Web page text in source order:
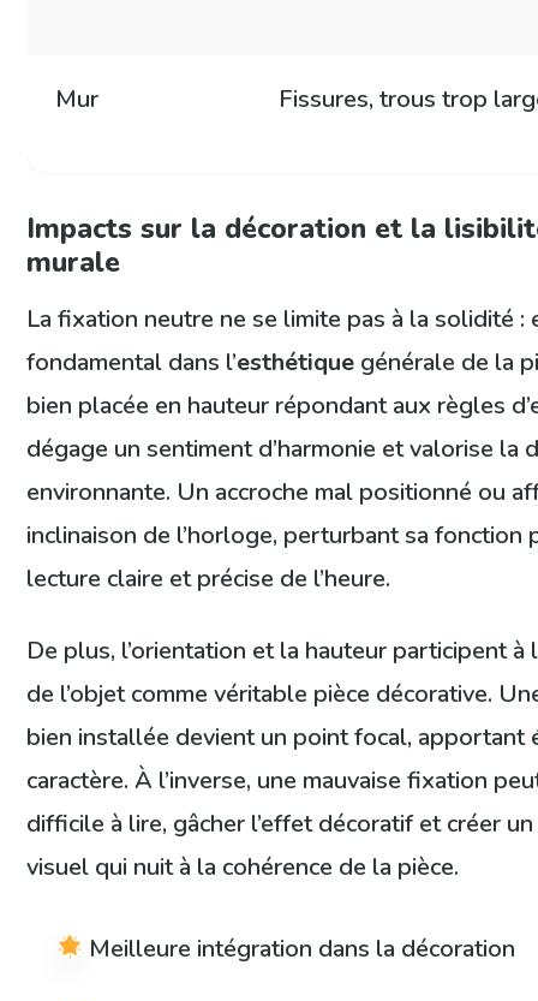
Mur Fissures, trous trop
Impacts sur la décoration et la
murale
La fixation neutre ne se limite pas à la solidité
fondamental dans l’esthétique générale de la
bien placée en hauteur répondant aux règles
dégage un sentiment d’harmonie et valorise la
environnante. Un accroche mal positionné ou
inclinaison de l’horloge, perturbant sa fonction
lecture claire et précise de l’heure.
De plus, l’orientation et la hauteur participent à
de l’objet comme véritable pièce décorative.
bien installée devient un point focal, apportant
caractère. À l’inverse, une mauvaise fixation
difficile à lire, gâcher l’effet décoratif et créer
visuel qui nuit à la cohérence de la pièce.
Meilleure intégration dans la décoration